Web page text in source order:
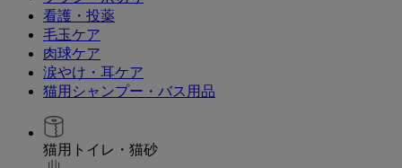
看護・投薬
毛玉ケア
肉球ケア
涙やけ・耳ケア
猫用シャンプー・バス用品
猫用トイレ・猫砂